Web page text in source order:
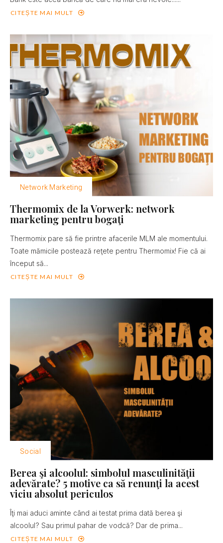
CITEȘTE MAI MULT
Network Marketing
Thermomix de la Vorwerk: network
marketing pentru bogaţi
Thermomix pare să fie printre afacerile MLM ale momentului.
Toate mămicile postează reţete pentru Thermomix! Fie că ai
început să...
CITEȘTE MAI MULT
Social
Berea şi alcoolul: simbolul masculinităţii
adevărate? 5 motive ca să renunţi la acest
viciu absolut periculos
Îţi mai aduci aminte când ai testat prima dată berea şi
alcoolul? Sau primul pahar de vodcă? Dar de prima...
CITEȘTE MAI MULT